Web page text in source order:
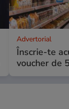
Advertorial
Înscrie-te
voucher de